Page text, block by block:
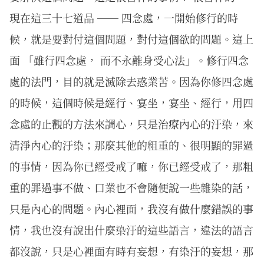
現在這三十七道品 ── 四念處，一開始修行的時
候，就是要對付這個問題，對付這個欲的問題。這上
面 「雖行四念處， 而不永離身受心法」。修行四念
處的法門，目的就是滅除去惑業苦。因為你修四念處
的時候，這個時候是經行、宴坐，宴坐、經行，用四
念處的止觀的方法來調心，只是治療內心的汙染，來
清淨內心的汙染；那麼其他的粗重的、很明顯的罪過
的事情，因為你已經受戒了嘛，你已經受戒了，那粗
重的罪過事不做、口業也不會隨便說一些雜染的話，
只是內心的問題。內心裡面，我沒有做什麼錯誤的事
情，我也沒有說出什麼染汙的這些語言，違法的語言
都沒說，只是心裡面有時有妄想，有染汙的妄想，那